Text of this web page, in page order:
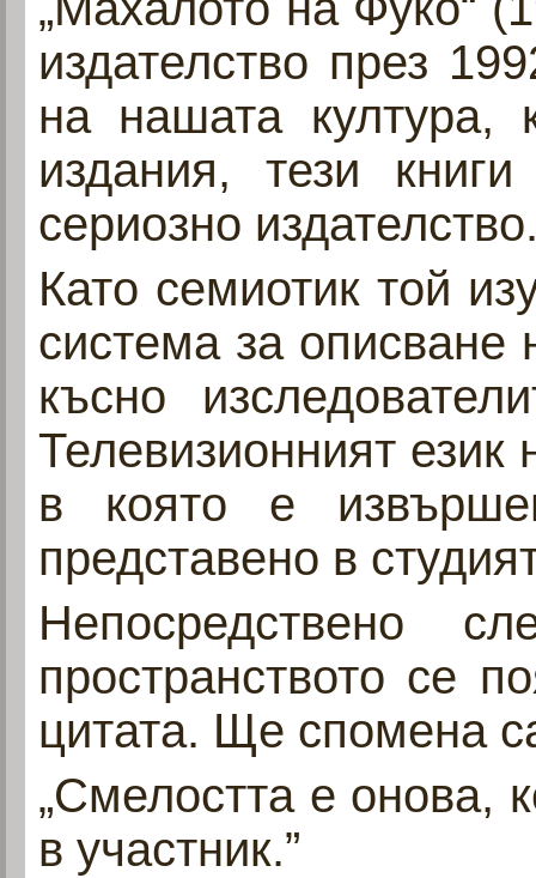
издателство през
на нашата култура,
издания, тези
сериозно
Като семиотик той
система за описване
късно
Телевизионният
в която е
представено в
Непосредствено
пространството се
цитата. Ще спомена
„Смелостта е онова,
в участник.”